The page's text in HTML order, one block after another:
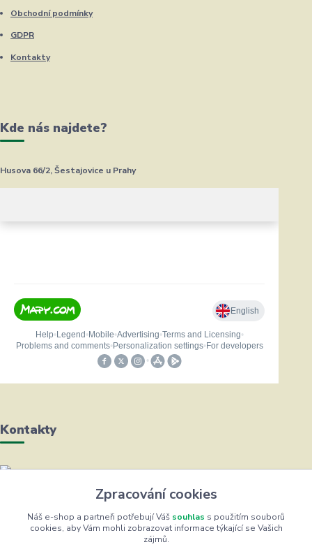
Obchodní podmínky
GDPR
Kontakty
Kde nás najdete?
Husova 66/2, Šestajovice u Prahy
Kontakty
Helena Bayerová
+420 604 711 491
(Po-Čt, 8-16 hod.)
Zpracování cookies
Náš e-shop a partneři potřebují Váš souhlas s použitím souborů
cookies, aby Vám mohli zobrazovat informace týkající se Vašich
zájmů.